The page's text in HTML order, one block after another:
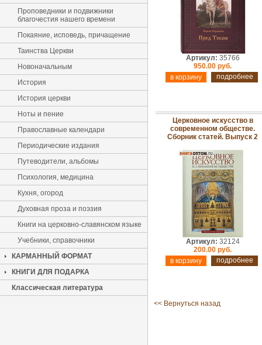
Проповедники и подвижники
благочестия нашего времени
Покаяние, исповедь, причащение
Таинства Церкви
Новоначальным
История
История церкви
Ноты и пение
Православные календари
Периодические издания
Путеводители, альбомы
Психология, медицина
Кухня, огород
Духовная проза и поэзия
Книги на церковно-славянском языке
Учебники, справочники
КАРМАННЫЙ ФОРМАТ
КНИГИ ДЛЯ ПОДАРКА
Классическая литература
Артикул: 35766
950.00 руб.
подробнее
Церковное искусство в
современном обществе.
Сборник статей. Выпуск 2
Артикул: 32124
200.00 руб.
подробнее
<< Вернуться назад